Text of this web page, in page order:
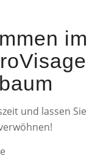
im
und lassen Sie